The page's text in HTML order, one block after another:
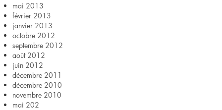
mai 2013
février 2013
janvier 2013
octobre 2012
septembre 2012
août 2012
juin 2012
décembre 2011
décembre 2010
novembre 2010
mai 202